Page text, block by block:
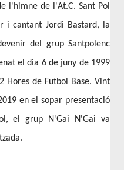
l'himne de l'At.C. Sant Pol
i cantant Jordi Bastard, la
del grup Santpolenc
el dia 6 de juny de 1999
Hores de Futbol Base. Vint
en el sopar presentació
el grup N'Gai N'Gai va